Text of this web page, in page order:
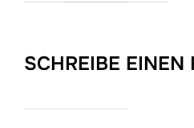
SCHREIBE EINEN